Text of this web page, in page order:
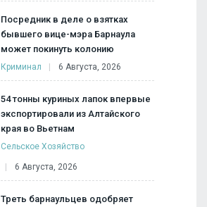
Посредник в деле о взятках
бывшего вице-мэра Барнаула
может покинуть колонию
Криминал 6 Августа, 2026
54 тонны куриных лапок впервые
экспортировали из Алтайского
края во Вьетнам
Сельское Хозяйство
6 Августа, 2026
Треть барнаульцев одобряет